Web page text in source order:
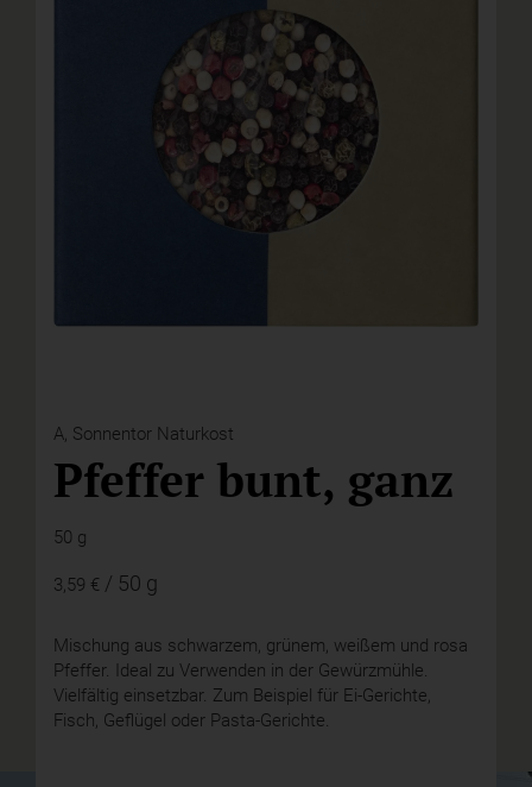
A, Sonnentor Naturkost
Pfeffer bunt, ganz
50 g
3,59 € / 50 g
Mischung aus schwarzem, grünem, weißem und rosa
Pfeffer. Ideal zu Verwenden in der Gewürzmühle.
Vielfältig einsetzbar. Zum Beispiel für Ei-Gerichte,
Fisch, Geflügel oder Pasta-Gerichte.